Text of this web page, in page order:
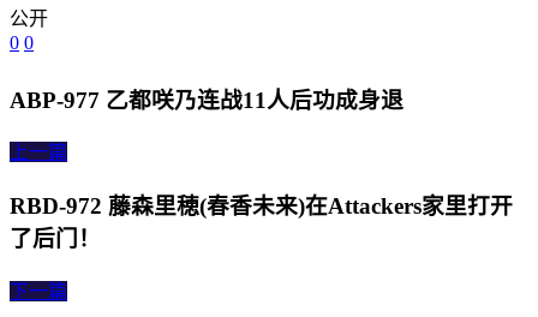
0 0
ABP-977 乙都咲乃连战11人后功成身退
上一篇
RBD-972 藤森里穂(春香未来)在Attackers家里打开
了后门！
下一篇